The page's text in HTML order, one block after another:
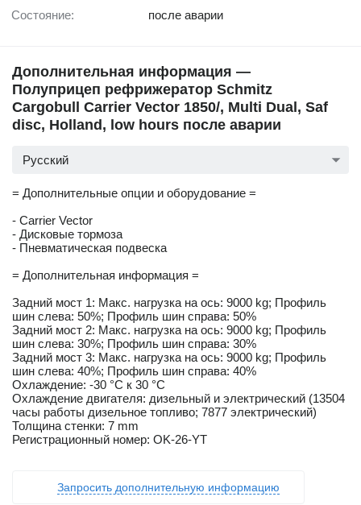
Состояние: после аварии
Дополнительная информация —
Полуприцеп рефрижератор Schmitz
Cargobull Carrier Vector 1850/, Multi Dual, Saf
disc, Holland, low hours после аварии
Русский
= Дополнительные опции и оборудование =
- Carrier Vector
- Дисковые тормоза
- Пневматическая подвеска
= Дополнительная информация =
Задний мост 1: Макс. нагрузка на ось: 9000 kg; Профиль
шин слева: 50%; Профиль шин справа: 50%
Задний мост 2: Макс. нагрузка на ось: 9000 kg; Профиль
шин слева: 30%; Профиль шин справа: 30%
Задний мост 3: Макс. нагрузка на ось: 9000 kg; Профиль
шин слева: 40%; Профиль шин справа: 40%
Охлаждение: -30 °C к 30 °C
Охлаждение двигателя: дизельный и электрический (13504
часы работы дизельное топливо; 7877 электрический)
Толщина стенки: 7 mm
Регистрационный номер: OK-26-YT
Запросить дополнительную информацию